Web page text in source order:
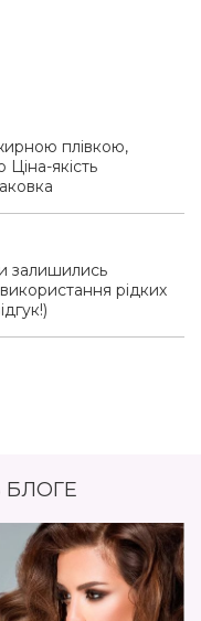
плівкою,
Ціна-якість
залишились
рідких